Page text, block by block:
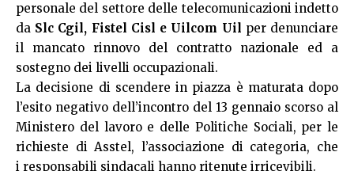
personale del settore delle telecomunicazioni indetto
da Slc Cgil, Fistel Cisl e Uilcom Uil per denunciare
il mancato rinnovo del contratto nazionale ed a
sostegno dei livelli occupazionali.
La decisione di scendere in piazza è maturata dopo
l’esito negativo dell’incontro del 13 gennaio scorso al
Ministero del lavoro e delle Politiche Sociali, per le
richieste di Asstel, l’associazione di categoria, che
i responsabili sindacali hanno ritenute irricevibili.